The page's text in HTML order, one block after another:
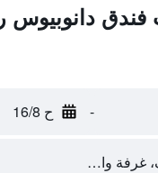
دانوبيوس
- ح 16/8